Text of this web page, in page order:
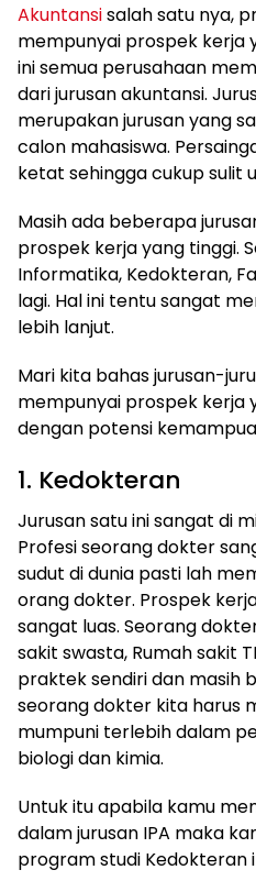
Akuntansisalah satu nya,
mempunyai prospek kerja
ini semua perusahaan
dari jurusan akuntansi.
merupakan jurusan yang
calon mahasiswa.
ketat sehingga cukup sulit
Masih ada beberapa
prospek kerja yang tinggi.
Informatika, Kedokteran,
lagi. Hal ini tentu sangat
lebih lanjut.
Mari kita bahas jurusan-
mempunyai prospek kerja
dengan potensi
1. Kedokteran
Jurusan satu ini sangat di
Profesi seorang dokter
sudut di dunia pasti lah
orang dokter. Prospek
sangat luas. Seorang
sakit swasta, Rumah sakit
praktek sendiri dan masih
seorang dokter kita harus
mumpuni terlebih dalam
biologi dan kimia.
Untuk itu apabila kamu
dalam jurusan IPA maka
program studi Kedokteran